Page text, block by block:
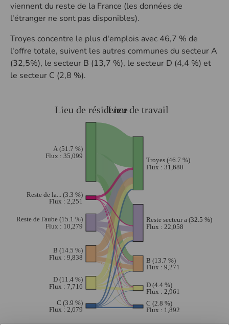
viennent du reste de la France (les données de
l'étranger ne sont pas disponibles).
Troyes concentre le plus d'emplois avec 46,7 % de
l'offre totale, suivent les autres communes du secteur A
(32,5%), le secteur B (13,7 %), le secteur D (4,4 %) et
le secteur C (2,8 %).